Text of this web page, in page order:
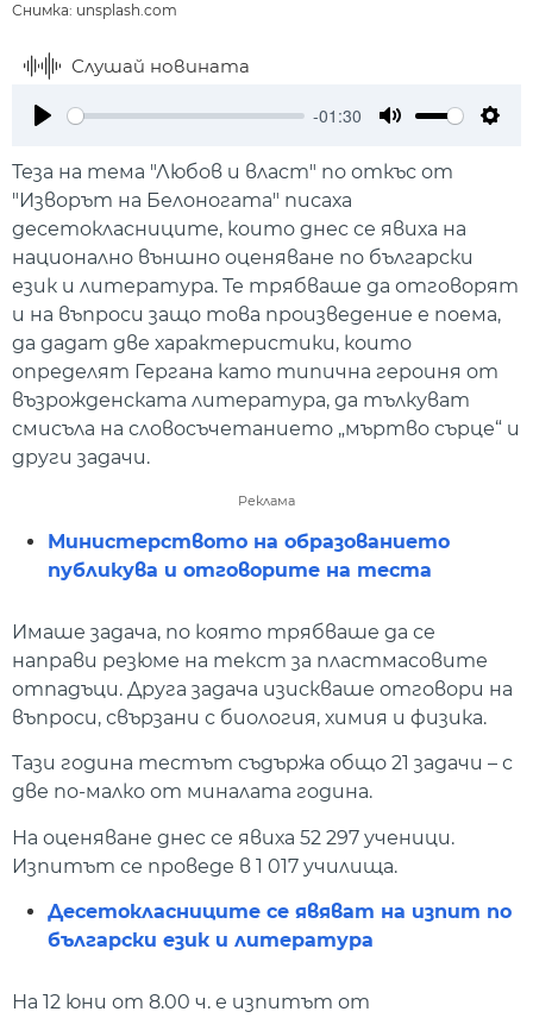
Снимка: unsplash.com
Слушай новината
-01:30
Теза на тема "Любов и власт" по откъс от
"Изворът на Белоногата" писаха
десетокласниците, които днес се явиха на
национално външно оценяване по български
език и литература. Те трябваше да отговорят
и на въпроси защо това произведение е поема,
да дадат две характеристики, които
определят Гергана като типична героиня от
възрожденската литература, да тълкуват
смисъла на словосъчетанието „мъртво сърце“ и
други задачи.
Реклама
Министерството на образованието
публикува и отговорите на теста
Имаше задача, по която трябваше да се
направи резюме на текст за пластмасовите
отпадъци. Друга задача изискваше отговори на
въпроси, свързани с биология, химия и физика.
Тази година тестът съдържа общо 21 задачи – с
две по-малко от миналата година.
На оценяване днес се явиха 52 297 ученици.
Изпитът се проведе в 1 017 училища.
Десетокласниците се явяват на изпит по
български език и литература
На 12 юни от 8.00 ч. е изпитът от